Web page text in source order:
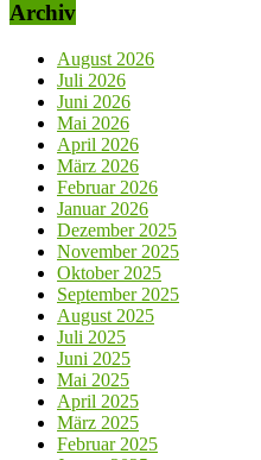
Archiv
August 2026
Juli 2026
Juni 2026
Mai 2026
April 2026
März 2026
Februar 2026
Januar 2026
Dezember 2025
November 2025
Oktober 2025
September 2025
August 2025
Juli 2025
Juni 2025
Mai 2025
April 2025
März 2025
Februar 2025